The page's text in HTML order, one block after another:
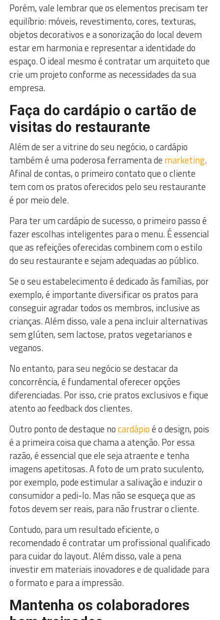
Porém, vale lembrar que os elementos precisam ter
equilíbrio: móveis, revestimento, cores, texturas,
objetos decorativos e a sonorização do local devem
estar em harmonia e representar a identidade do
espaço. O ideal mesmo é contratar um arquiteto que
crie um projeto conforme as necessidades da sua
empresa.
Faça do cardápio o cartão de
visitas do restaurante
Além de ser a vitrine do seu negócio, o cardápio
também é uma poderosa ferramenta de marketing.
Afinal de contas, o primeiro contato que o cliente
tem com os pratos oferecidos pelo seu restaurante
é por meio dele.
Para ter um cardápio de sucesso, o primeiro passo é
fazer escolhas inteligentes para o menu. É essencial
que as refeições oferecidas combinem com o estilo
do seu restaurante e sejam adequadas ao público.
Se o seu estabelecimento é dedicado às famílias, por
exemplo, é importante diversificar os pratos para
conseguir agradar todos os membros, inclusive as
crianças. Além disso, vale a pena incluir alternativas
sem glúten, sem lactose, pratos vegetarianos e
veganos.
No entanto, para seu negócio se destacar da
concorrência, é fundamental oferecer opções
diferenciadas. Por isso, crie pratos exclusivos e fique
atento ao feedback dos clientes.
Outro ponto de destaque nocardápioé o design, pois
é a primeira coisa que chama a atenção. Por essa
razão, é essencial que ele seja atraente e tenha
imagens apetitosas. A foto de um prato suculento,
por exemplo, pode estimular a salivação e induzir o
consumidor a pedi-lo. Mas não se esqueça que as
fotos devem ser reais, para não frustrar o cliente.
Contudo, para um resultado eficiente, o
recomendado é contratar um profissional qualificado
para cuidar do layout. Além disso, vale a pena
investir em materiais inovadores e de qualidade para
o formato e para a impressão.
Mantenha os colaboradores